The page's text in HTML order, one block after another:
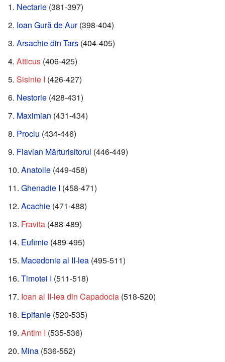
Nectarie (381-397)
Ioan Gură de Aur(398-404)
Arsachie din Tars (404-405)
Atticus (406-425)
Sisinie I (426-427)
Nestorie (428-431)
Maximian (431-434)
Proclu (434-446)
Flavian Mărturisitorul (446-449)
Anatolie (449-458)
Ghenadie I (458-471)
Acachie (471-488)
Fravita (488-489)
Eufimie (489-495)
Macedonie al II-lea (495-511)
Timotei I (511-518)
Ioan al II-lea din Capadocia (518-520)
Epifanie (520-535)
Antim I (535-536)
Mina (536-552)